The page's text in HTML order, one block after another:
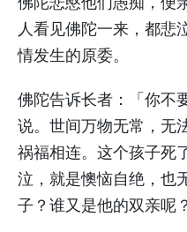
人看见佛陀一来，都悲
情发生的原委。
佛陀告诉长者：「你不
说。世间万物无常，无
祸福相连。这个孩子死
泣，就是懊恼自绝，也
子？谁又是他的双亲呢